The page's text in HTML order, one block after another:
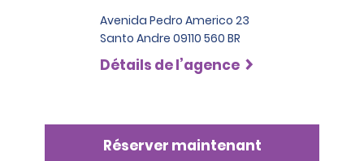
Avenida Pedro Americo 23
Santo Andre 09110 560 BR
Détails de l’agence
Réserver maintenant